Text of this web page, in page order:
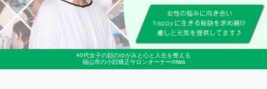
40代女子の顔のゆがみと心と人生を整える
福山市の小顔矯正サロンオーナーmiwa